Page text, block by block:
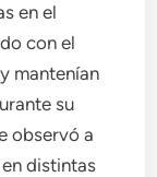
en el
con el
mantenían
su
observó a
distintas